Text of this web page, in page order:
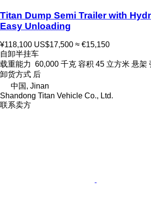
Titan Dump Semi Trailer with
Easy Unloading
¥118,100 US$17,500 ≈ €15,150
自卸半挂车
载重能力 60,000 千克 容积 45 立方米 悬架
卸货方式 后
中国, Jinan
Shandong Titan Vehicle Co., Ltd.
联系卖方